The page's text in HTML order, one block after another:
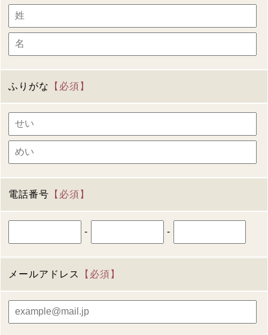
ふりがな 【必須】
電話番号 【必須】
- -
メールアドレス 【必須】